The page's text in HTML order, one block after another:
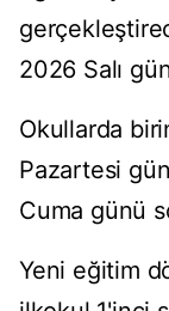
2026 Salı
Okullarda
Pazartesi
Cuma günü
Yeni eğitim